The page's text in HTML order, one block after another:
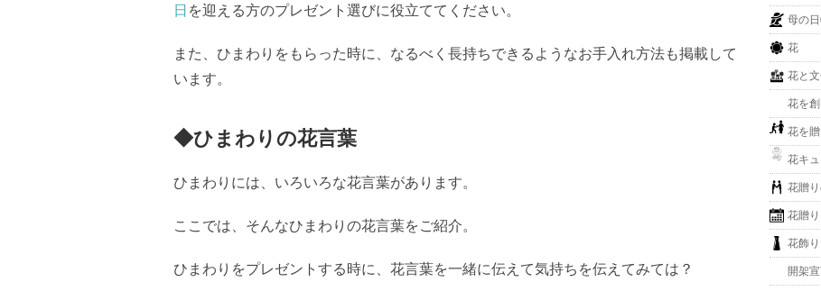
日 を迎える方のプレゼント選びに役立ててください。
また、ひまわりをもらった時に、なるべく長持ちできるようなお手入れ方法も掲載して
います。
◆ひまわりの花言葉
ひまわりには、いろいろな花言葉があります。
ここでは、そんなひまわりの花言葉をご紹介。
ひまわりをプレゼントする時に、花言葉を一緒に伝えて気持ちを伝えてみては？
母の
花
花と
花を創
花を
花キ
花贈
花贈
花飾
開架